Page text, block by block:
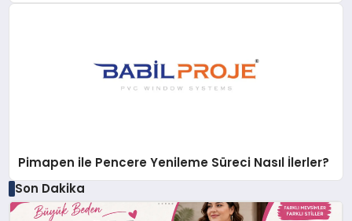
Pimapen ile Pencere Yenileme Süreci Nasıl İlerler?
Son Dakika